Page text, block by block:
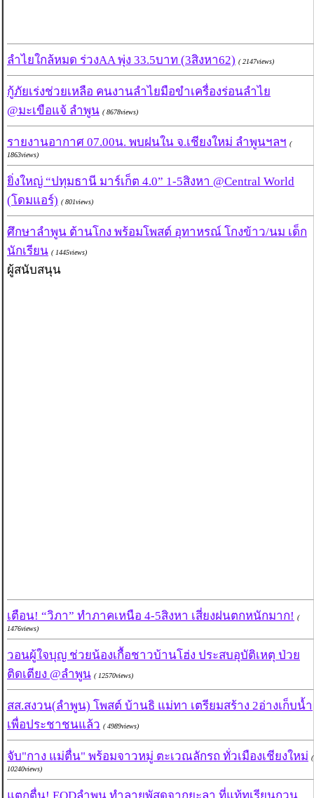
ลำไยใกล้หมด ร่วงAA พุ่ง 33.5บาท (3สิงหา62) ( 2147views)
กู้ภัยเร่งช่วยเหลือ คนงานลำไยมือขำเครื่องร่อนลำไย
@มะเขือแจ้ ลำพูน ( 8678views)
รายงานอากาศ 07.00น. พบฝนใน จ.เชียงใหม่ ลำพูนฯลฯ (
1863views)
ยิ่งใหญ่ “ปทุมธานี มาร์เก็ต 4.0” 1-5สิงหา @Central World
(โดมแอร์) ( 801views)
ศึกษาลำพูน ต้านโกง พร้อมโพสต์ อุทาหรณ์ โกงข้าว/นม เด็ก
นักเรียน ( 1445views)
ผู้สนับสนุน
เตือน! “วิภา” ทำภาคเหนือ 4-5สิงหา เสี่ยงฝนตกหนักมาก! (
1476views)
วอนผู้ใจบุญ ช่วยน้องเกื้อชาวบ้านโฮ่ง ประสบอุบัติเหตุ ป่วย
ติดเตียง @ลำพูน ( 12570views)
สส.สงวน(ลำพูน) โพสต์ บ้านธิ แม่ทา เตรียมสร้าง 2อ่างเก็บน้ำ
เพื่อประชาชนแล้ว ( 4989views)
จับ"กาง แม่ตื่น" พร้อมจาวหมู่ ตะเวณลักรถ ทั่วเมืองเชียงใหม่ (
10240views)